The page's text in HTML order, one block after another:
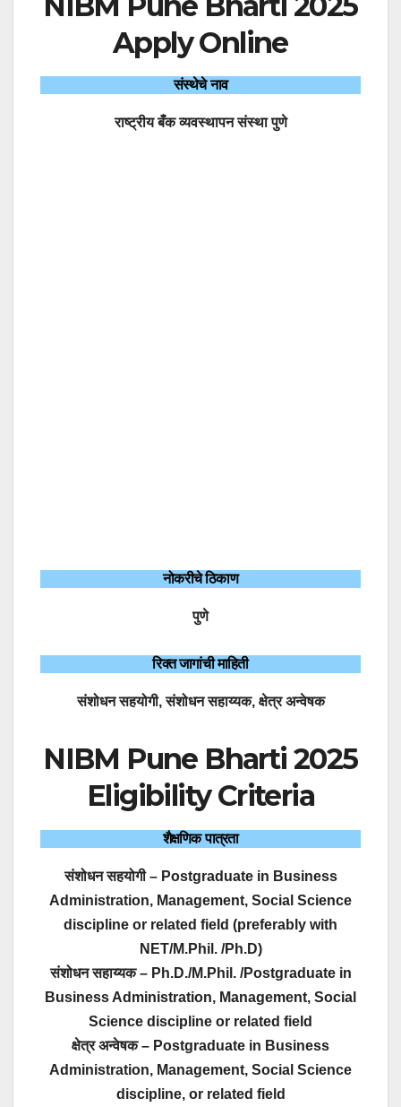
Apply Online
संस्थेचे नाव
राष्ट्रीय बँक व्यवस्थापन संस्था पुणे
नोकरीचे ठिकाण
पुणे
रिक्त जागांची माहिती
संशोधन सहयोगी, संशोधन सहाय्यक, क्षेत्र अन्वेषक
NIBM Pune Bharti 2025
Eligibility Criteria
शैक्षणिक पात्रता
संशोधन सहयोगी – Postgraduate in Business
Administration, Management, Social Science
discipline or related field (preferably with
NET/M.Phil. /Ph.D)
संशोधन सहाय्यक – Ph.D./M.Phil. /Postgraduate in
Business Administration, Management, Social
Science discipline or related field
क्षेत्र अन्वेषक – Postgraduate in Business
Administration, Management, Social Science
discipline, or related field